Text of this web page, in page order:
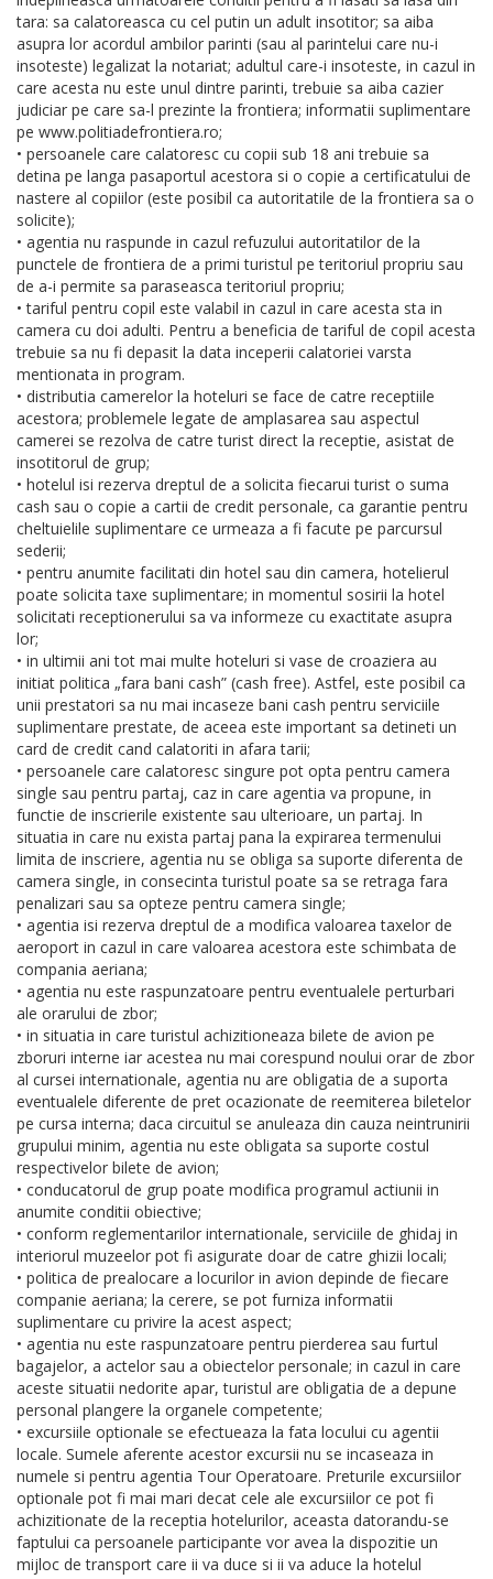
tara: sa calatoreasca cu cel putin un adult insotitor; sa aiba
asupra lor acordul ambilor parinti (sau al parintelui care nu-i
insoteste) legalizat la notariat; adultul care-i insoteste, in cazul in
care acesta nu este unul dintre parinti, trebuie sa aiba cazier
judiciar pe care sa-l prezinte la frontiera; informatii suplimentare
pe www.politiadefrontiera.ro;
• persoanele care calatoresc cu copii sub 18 ani trebuie sa
detina pe langa pasaportul acestora si o copie a certificatului de
nastere al copiilor (este posibil ca autoritatile de la frontiera sa o
solicite);
• agentia nu raspunde in cazul refuzului autoritatilor de la
punctele de frontiera de a primi turistul pe teritoriul propriu sau
de a-i permite sa paraseasca teritoriul propriu;
• tariful pentru copil este valabil in cazul in care acesta sta in
camera cu doi adulti. Pentru a beneficia de tariful de copil acesta
trebuie sa nu fi depasit la data inceperii calatoriei varsta
mentionata in program.
• distributia camerelor la hoteluri se face de catre receptiile
acestora; problemele legate de amplasarea sau aspectul
camerei se rezolva de catre turist direct la receptie, asistat de
insotitorul de grup;
• hotelul isi rezerva dreptul de a solicita fiecarui turist o suma
cash sau o copie a cartii de credit personale, ca garantie pentru
cheltuielile suplimentare ce urmeaza a fi facute pe parcursul
sederii;
• pentru anumite facilitati din hotel sau din camera, hotelierul
poate solicita taxe suplimentare; in momentul sosirii la hotel
solicitati receptionerului sa va informeze cu exactitate asupra
lor;
• in ultimii ani tot mai multe hoteluri si vase de croaziera au
initiat politica „fara bani cash” (cash free). Astfel, este posibil ca
unii prestatori sa nu mai incaseze bani cash pentru serviciile
suplimentare prestate, de aceea este important sa detineti un
card de credit cand calatoriti in afara tarii;
• persoanele care calatoresc singure pot opta pentru camera
single sau pentru partaj, caz in care agentia va propune, in
functie de inscrierile existente sau ulterioare, un partaj. In
situatia in care nu exista partaj pana la expirarea termenului
limita de inscriere, agentia nu se obliga sa suporte diferenta de
camera single, in consecinta turistul poate sa se retraga fara
penalizari sau sa opteze pentru camera single;
• agentia isi rezerva dreptul de a modifica valoarea taxelor de
aeroport in cazul in care valoarea acestora este schimbata de
compania aeriana;
• agentia nu este raspunzatoare pentru eventualele perturbari
ale orarului de zbor;
• in situatia in care turistul achizitioneaza bilete de avion pe
zboruri interne iar acestea nu mai corespund noului orar de zbor
al cursei internationale, agentia nu are obligatia de a suporta
eventualele diferente de pret ocazionate de reemiterea biletelor
pe cursa interna; daca circuitul se anuleaza din cauza neintrunirii
grupului minim, agentia nu este obligata sa suporte costul
respectivelor bilete de avion;
• conducatorul de grup poate modifica programul actiunii in
anumite conditii obiective;
• conform reglementarilor internationale, serviciile de ghidaj in
interiorul muzeelor pot fi asigurate doar de catre ghizii locali;
• politica de prealocare a locurilor in avion depinde de fiecare
companie aeriana; la cerere, se pot furniza informatii
suplimentare cu privire la acest aspect;
• agentia nu este raspunzatoare pentru pierderea sau furtul
bagajelor, a actelor sau a obiectelor personale; in cazul in care
aceste situatii nedorite apar, turistul are obligatia de a depune
personal plangere la organele competente;
• excursiile optionale se efectueaza la fata locului cu agentii
locale. Sumele aferente acestor excursii nu se incaseaza in
numele si pentru agentia Tour Operatoare. Preturile excursiilor
optionale pot fi mai mari decat cele ale excursiilor ce pot fi
achizitionate de la receptia hotelurilor, aceasta datorandu-se
faptului ca persoanele participante vor avea la dispozitie un
mijloc de transport care ii va duce si ii va aduce la hotelul